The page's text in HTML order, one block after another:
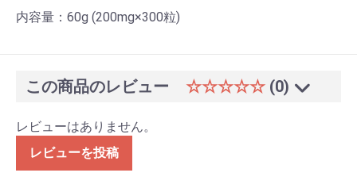
内容量：60g (200mg×300粒)
この商品のレビュー ☆☆☆☆☆ (0)
レビューはありません。
レビューを投稿